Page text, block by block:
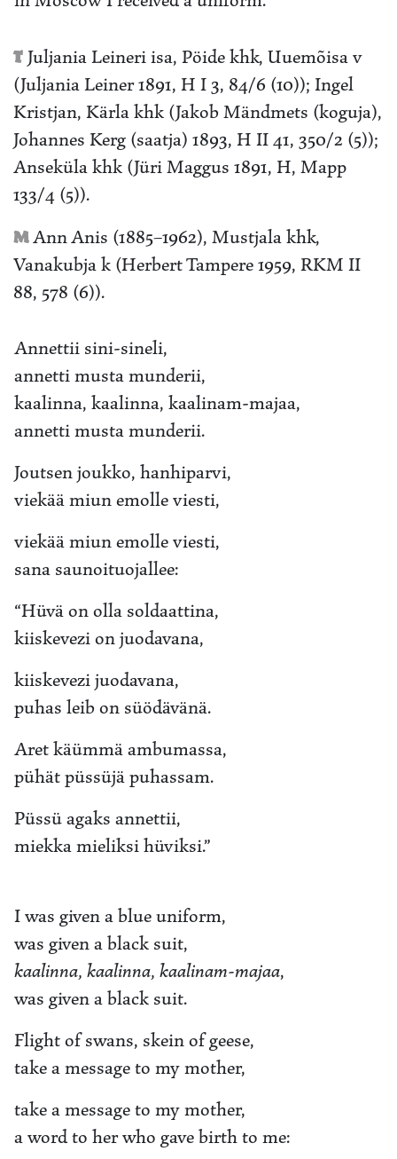
T Juljania Leineri isa, Pöide khk, Uuemõisa v
(Juljania Leiner 1891, H I 3, 84/6 (10)); Ingel
Kristjan, Kärla khk (Jakob Mändmets (koguja),
Johannes Kerg (saatja) 1893, H II 41, 350/2 (5));
Anseküla khk (Jüri Maggus 1891, H, Mapp
133/4 (5)).
MAnn Anis (1885–1962), Mustjala khk,
Vanakubja k (Herbert Tampere 1959, RKM II
88, 578 (6)).
Annettii sini-sineli,
annetti musta munderii,
kaalinna, kaalinna, kaalinam-majaa,
annetti musta munderii.
Joutsen joukko, hanhiparvi,
viekää miun emolle viesti,
viekää miun emolle viesti,
sana saunoituojallee:
“Hüvä on olla soldaattina,
kiiskevezi on juodavana,
kiiskevezi juodavana,
puhas leib on süödävänä.
Aret käümmä ambumassa,
pühät püssüjä puhassam.
Püssü agaks annettii,
miekka mieliksi hüviksi.”
I was given a blue uniform,
was given a black suit,
kaalinna, kaalinna, kaalinam-majaa,
was given a black suit.
Flight of swans, skein of geese,
take a message to my mother,
take a message to my mother,
a word to her who gave birth to me: